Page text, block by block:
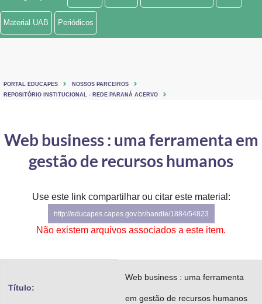
Ministério de Minas e Energia
Ministério do Turismo
Controladoria-Geral da União
Ministério da Mulher, da Família e dos Direitos Humanos
Secretaria-Geral
Material UAB Periódicos
PORTAL EDUCAPES
NOSSOS PARCEIROS
REPOSITÓRIO INSTITUCIONAL - REDE PARANÁ ACERVO
Web business : uma ferramenta em
gestão de recursos humanos
Use este link compartilhar ou citar este material:
http://educapes.capes.gov.br/handle/1884/54823
Não existem arquivos associados a este item.
Título:
Web business : uma ferramenta
em gestão de recursos humanos